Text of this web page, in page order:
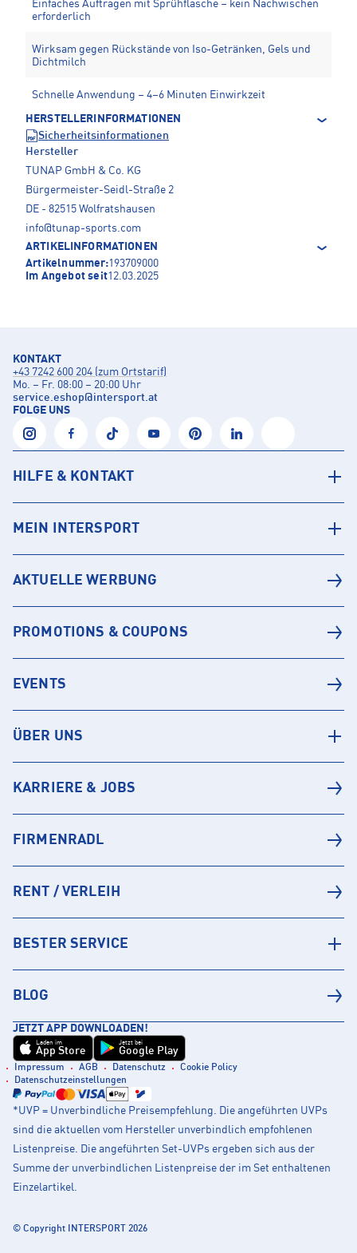
Einfaches Auftragen mit Sprühflasche – kein Nachwischen
erforderlich
Wirksam gegen Rückstände von Iso-Getränken, Gels und
Dichtmilch
Schnelle Anwendung – 4–6 Minuten Einwirkzeit
HERSTELLERINFORMATIONEN
Sicherheitsinformationen
Hersteller
TUNAP GmbH & Co. KG
Bürgermeister-Seidl-Straße 2
DE - 82515 Wolfratshausen
info@tunap-sports.com
ARTIKELINFORMATIONEN
Artikelnummer:193709000
Im Angebot seit12.03.2025
KONTAKT
+43 7242 600 204 (zum Ortstarif)
Mo. – Fr. 08:00 – 20:00 Uhr
service.eshop@intersport.at
FOLGE UNS
HILFE & KONTAKT
MEIN INTERSPORT
AKTUELLE WERBUNG
PROMOTIONS & COUPONS
EVENTS
ÜBER UNS
KARRIERE & JOBS
FIRMENRADL
RENT / VERLEIH
BESTER SERVICE
BLOG
JETZT APP DOWNLOADEN!
Laden im
App Store
Jetzt bei
Google Play
Impressum AGB Datenschutz
Cookie Policy
Datenschutzeinstellungen
*UVP = Unverbindliche Preisempfehlung. Die angeführten UVPs
sind die aktuellen vom Hersteller unverbindlich empfohlenen
Listenpreise. Die angeführten Set-UVPs ergeben sich aus der
Summe der unverbindlichen Listenpreise der im Set enthaltenen
Einzelartikel.
© Copyright INTERSPORT 2026